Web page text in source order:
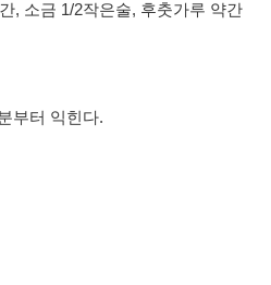
, 소금 1/2작은술, 후춧가루 약간
부터 익힌다.